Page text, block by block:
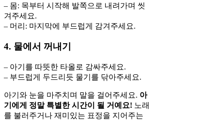
– 몸: 목부터 시작해 발쪽으로 내려가며 씻
겨주세요.
– 머리: 마지막에 부드럽게 감겨주세요.
4. 물에서 꺼내기
– 아기를 따뜻한 타올로 감싸주세요.
– 부드럽게 두드리듯 물기를 닦아주세요.
아기와 눈을 마주치며 말을 걸어주세요. 아
기에게 정말 특별한 시간이 될 거예요! 노래
를 불러주거나 재미있는 표정을 지어주는